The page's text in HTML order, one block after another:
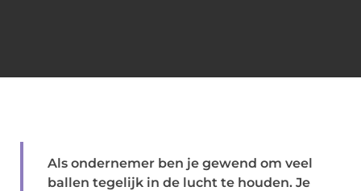
Als ondernemer ben je gewend om veel
ballen tegelijk in de lucht te houden. Je